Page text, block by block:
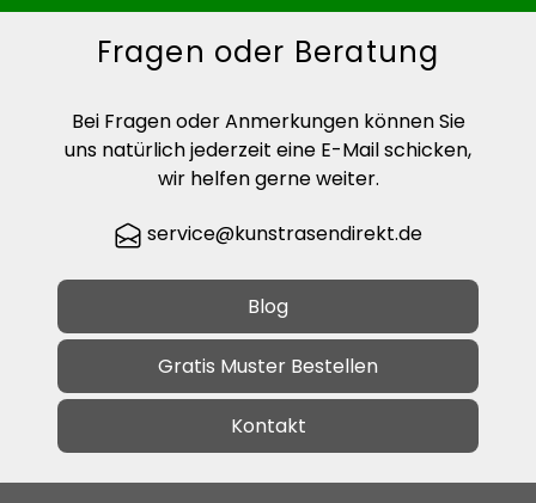
Fragen oder Beratung
Bei Fragen oder Anmerkungen können Sie
uns natürlich jederzeit eine E-Mail schicken,
wir helfen gerne weiter.
service@kunstrasendirekt.de
Blog
Gratis Muster Bestellen
Kontakt